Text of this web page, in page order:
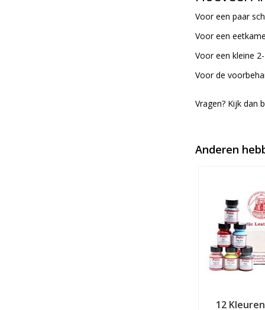
Voor een paar
Voor een
Voor een kleine
Voor de
Vragen? Kijk dan
Anderen
12